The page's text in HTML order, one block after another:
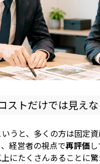
ストだけでは見え
うと、多くの方は固定
経営者の視点で再評価
にたくさんあることに驚